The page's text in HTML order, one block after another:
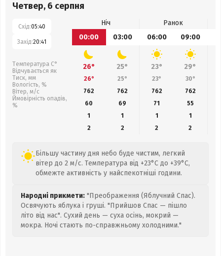
Четвер, 6 серпня
Схід:05:40
Захід:20:41
Температура С°
Відчувається як
Тиск, мм
Вологість, %
Вітер, м/с
Ймовірність опадів,
%
Ніч
Ранок
00:00
03:00 06:00 09:00
26° 25° 23° 29°
26° 25° 23° 30°
762
762 762 762
60
69 71
55
1
1 1
1
2
2 2 2
Більшу частину дня небо буде чистим, легкий
вітер до 2 м/с. Температура від +23°C до +39°C,
обмежте активність у найспекотніші години.
Народні прикмети: "Преображення (Яблучний Спас).
Освячують яблука і груші. "Прийшов Спас — пішло
літо від нас". Сухий день — суха осінь, мокрий —
мокра. Ночі стають по-справжньому холодними."